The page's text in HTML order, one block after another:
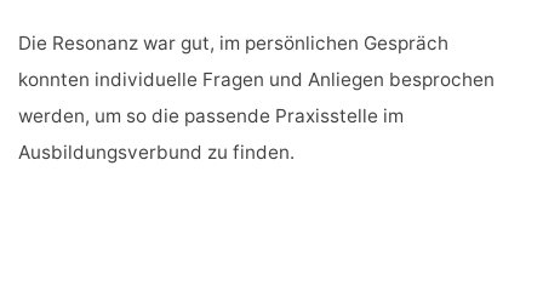
Die Resonanz war gut, im persönlichen Gespräch
konnten individuelle Fragen und Anliegen besprochen
werden, um so die passende Praxisstelle im
Ausbildungsverbund zu finden.